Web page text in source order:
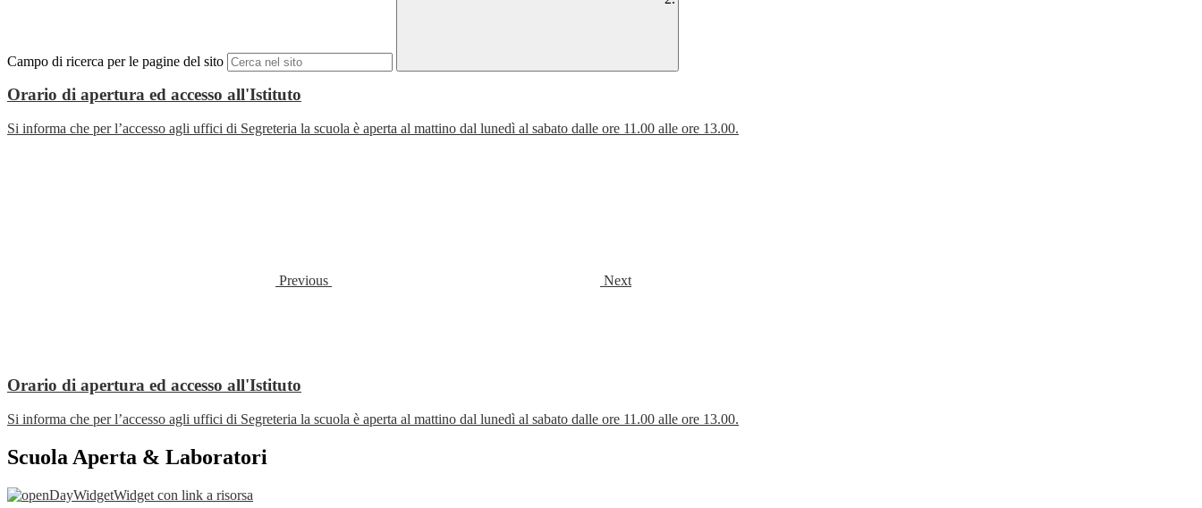
Campo di ricerca per le pagine del sito
Orario di apertura ed accesso all'Istituto
Si informa che per l’accesso agli uffici di Segreteria la scuola è aperta al mattino dal lunedì al sabato dalle ore 11.00 alle ore 13.00.
Previous Next
Orario di apertura ed accesso all'Istituto
Si informa che per l’accesso agli uffici di Segreteria la scuola è aperta al mattino dal lunedì al sabato dalle ore 11.00 alle ore 13.00.
Scuola Aperta & Laboratori
Widget con link a risorsa